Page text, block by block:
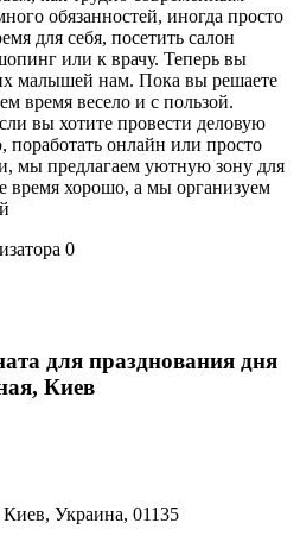
обязанностей, иногда просто
для себя, посетить салон
или к врачу. Теперь вы
малышей нам. Пока вы решаете
время весело и с пользой.
вы хотите провести деловую
поработать онлайн или просто
мы предлагаем уютную зону для
время хорошо, а мы организуем
0
для празднования дня
Киев
Киев, Украина, 01135